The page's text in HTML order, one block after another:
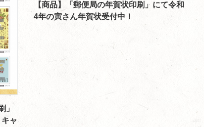
」
ャ
【商品】「郵便局の年賀状印刷」にて令和
4年の寅さん年賀状受付中！